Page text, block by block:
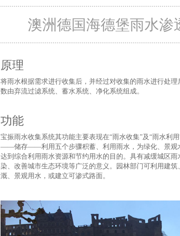
澳洲德国海德堡雨水渗
原理
将雨水根据需求进行收集后，并经过对收集的雨水进行处
数由弃流过滤系统、蓄水系统、净化系统组成。
功能
宝振雨水收集系统其功能主要表现在“雨水收集”及“雨水
——储存——利用五个步骤积蓄、利用雨水，为绿化、景观
达到综合利用雨水资源和节约用水的目的。具有减缓城区
染、改善城市生态环境等广泛的意义。园林部门可利用建
溉、景观用水，或建立可渗式路面。